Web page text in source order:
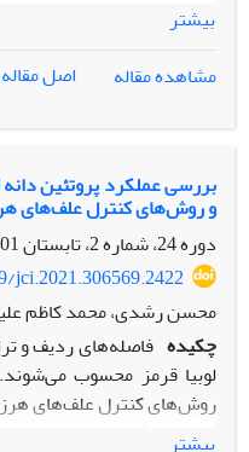
آزمایش به‌صورت فاکتوریل
تصادفی با چهار تکرار
اول و تلقیح بذر با سویه‌
سودوموناس، باکتری
باسیلوس، باکتری
نصف کود و ترکیب دو
کود) به‌عنوان فاکتور دوم در
همه صفات موردبررسی (غیر
اثرات اصلی، تحت تأثیر
گرفتند، این در حالی بود
متقابل رقم در باکتری قرار
تعداد دانه در سنبله،
در هر دو سال، تیمار
بیشتر
مشاهده مقاله
اصل مقاله
بررسی عملکرد پروتئین دانه
و روش‌های کنترل علف‌های
دوره 24، شماره 2، تابستان 1401، صفحه
محسن رشدی، محمد کاظم
چکیده فاصله‌های ردیف و
لوبیا قرمز محسوب
روش‌های کنترل علف‌های هرز
به‌صورت آزمایش فاکتوریل
بیشتر